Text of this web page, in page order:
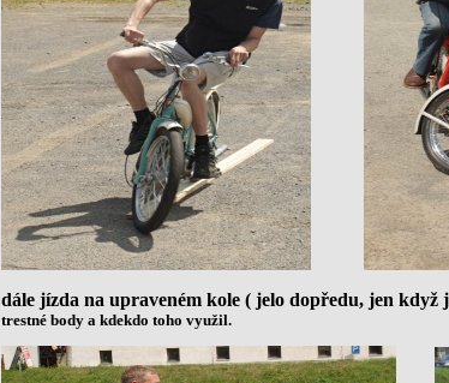
dále jízda na upraveném kole ( jelo dopředu, jen když
trestné body a kdekdo toho využil.